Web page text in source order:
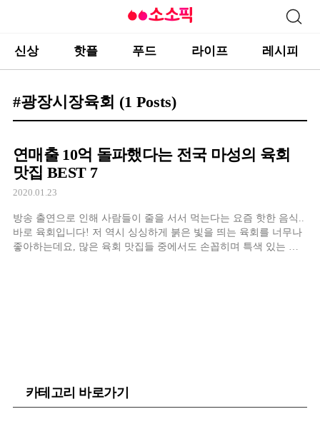
신상 핫플 푸드 라이프 레시피
#광장시장육회 (1 Posts)
연매출 10억 돌파했다는 전국 마성의 육회
맛집 BEST 7
2020.01.23
방송 출연으로 인해 사람들이 줄을 서서 먹는다는 요즘 핫한 음식..
바로 육회입니다! 저 역시 싱싱하게 붉은 빛을 띄는 육회를 너무나
좋아하는데요, 많은 육회 맛집들 중에서도 손꼽히며 특색 있는 육
카테고리 바로가기